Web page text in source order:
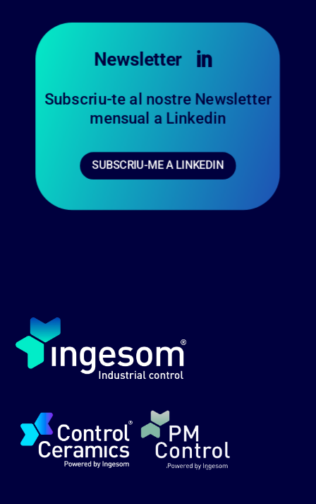

Newsletter
Subscriu-te al nostre Newsletter
mensual a Linkedin
SUBSCRIU-ME A LINKEDIN